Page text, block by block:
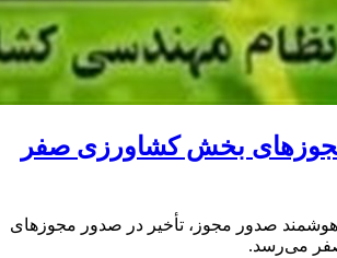
بخش کشاورزی صفر
هوشمند صدور مجوز، تأخیر در صدور مجوزهای
می‌رسد.